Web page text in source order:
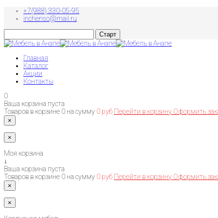
+7(988) 330-05-95
inchenso@mail.ru
Главная
Каталог
Акции
Контакты
0
Ваша корзина пуста
Товаров в корзине 0 на сумму 0 руб Перейти в корзину Оформить
×
×
Моя корзина
↓
Ваша корзина пуста
Товаров в корзине 0 на сумму 0 руб Перейти в корзину Оформить
×
×